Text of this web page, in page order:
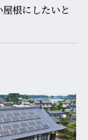
根にしたいと